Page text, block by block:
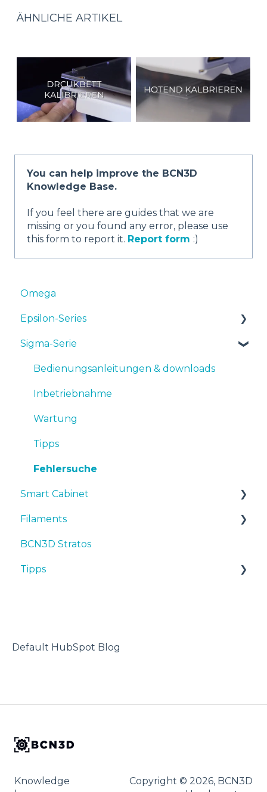
ÄHNLICHE ARTIKEL
You can help improve the BCN3D
Knowledge Base.
If you feel there are guides that we are
missing or you found any error, please use
this form to report it. Report form :)
Omega
Epsilon-Series
Bedienungsanleitungen & Downloads
Inbetriebnahme
Wartung
Tipps
Fehlersuche
Sigma-Serie
Bedienungsanleitungen & downloads
Inbetriebnahme
Wartung
Tipps
Fehlersuche
Smart Cabinet
Manuals & Downloads
First steps
Maintenance
Filaments
Tipps
TPU
BCN3D Stratos
Tipps
Default HubSpot Blog
Knowledge
Copyright © 2026, BCN3D